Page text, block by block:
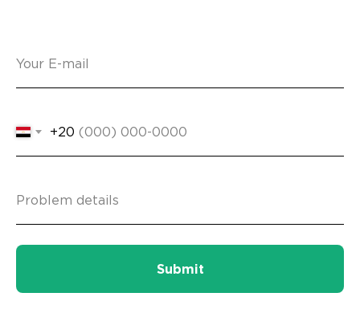
+20
Submit